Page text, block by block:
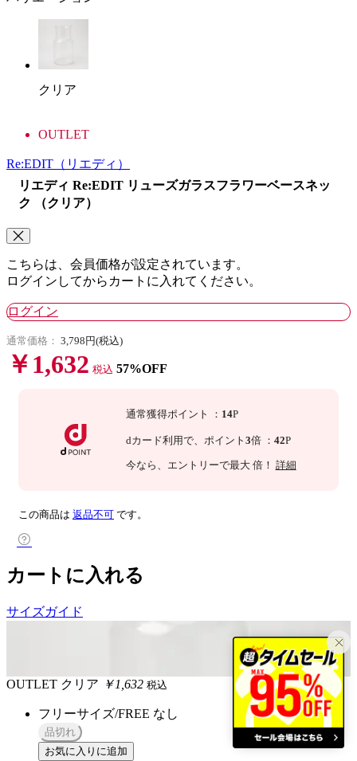
クリア
OUTLET
Re:EDIT （リエディ）
リエディ Re:EDIT リューズガラスフラワーベースネッ
ク （クリア）
こちらは、会員価格が設定されています。
ログインしてからカートに入れてください。
ログイン
通常価格： 3,798円(税込)
￥1,632 税込 57%OFF
通常獲得ポイント ： 14P
dカード利用で、 ポイント 3倍 ： 42P
今なら 、エントリーで最大 倍！ 詳細
この商品は 返品不可 です。
カートに入れる
サイズガイド
OUTLET クリア ￥1,632 税込
フリーサイズ/FREE なし
品切れ
お気に入りに追加